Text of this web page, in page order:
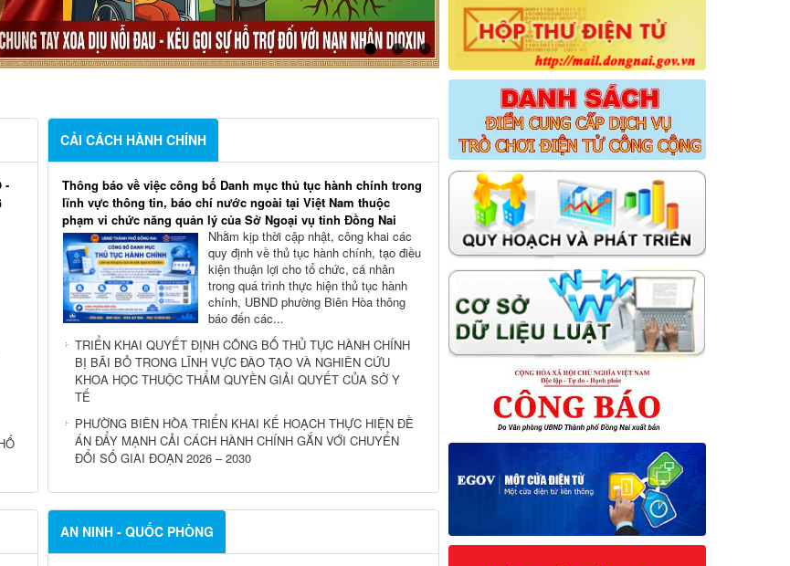
-
CẢI CÁCH HÀNH CHÍNH
Thông báo về việc công bố Danh mục thủ tục hành chính trong
lĩnh vực thông tin, báo chí nước ngoài tại Việt Nam thuộc
phạm vi chức năng quản lý của Sở Ngoại vụ tỉnh Đồng Nai
Nhằm kịp thời cập nhật, công khai các
quy định về thủ tục hành chính, tạo điều
kiện thuận lợi cho tổ chức, cá nhân
trong quá trình thực hiện thủ tục hành
chính, UBND phường Biên Hòa thông
báo đến các...
TRIỂN KHAI QUYẾT ĐỊNH CÔNG BỐ THỦ TỤC HÀNH CHÍNH
BỊ BÃI BỎ TRONG LĨNH VỰC ĐÀO TẠO VÀ NGHIÊN CỨU
KHOA HỌC THUỘC THẨM QUYỀN GIẢI QUYẾT CỦA SỞ Y
TẾ
PHƯỜNG BIÊN HÒA TRIỂN KHAI KẾ HOẠCH THỰC HIỆN ĐỀ
ÁN ĐẨY MẠNH CẢI CÁCH HÀNH CHÍNH GẮN VỚI CHUYỂN
ĐỔI SỐ GIAI ĐOẠN 2026 – 2030
AN NINH - QUỐC PHÒNG